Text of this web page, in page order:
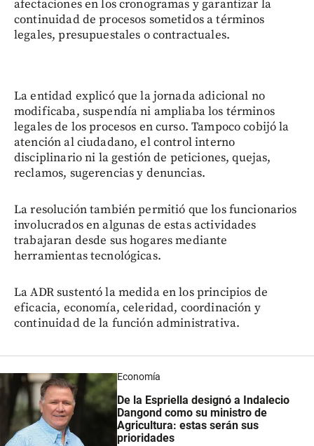
afectaciones en los cronogramas y garantizar la
continuidad de procesos sometidos a términos
legales, presupuestales o contractuales.
La entidad explicó que la jornada adicional no
modificaba, suspendía ni ampliaba los términos
legales de los procesos en curso. Tampoco cobijó la
atención al ciudadano, el control interno
disciplinario ni la gestión de peticiones, quejas,
reclamos, sugerencias y denuncias.
La resolución también permitió que los funcionarios
involucrados en algunas de estas actividades
trabajaran desde sus hogares mediante
herramientas tecnológicas.
La ADR sustentó la medida en los principios de
eficacia, economía, celeridad, coordinación y
continuidad de la función administrativa.
Economía
De la Espriella designó a Indalecio
Dangond como su ministro de
Agricultura: estas serán sus
prioridades